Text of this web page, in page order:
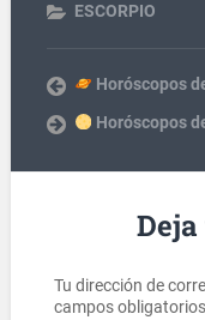
ESCORPIO
Horóscopos
Horóscopos
Tu dirección de
campos